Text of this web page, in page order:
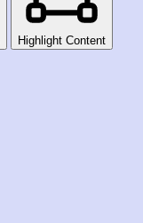
Highlight Content